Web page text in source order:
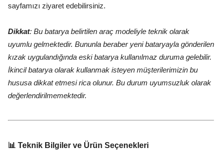
sayfamızı ziyaret edebilirsiniz.
Dikkat: Bu batarya belirtilen araç modeliyle teknik olarak
uyumlu gelmektedir. Bununla beraber yeni bataryayla gönderilen
kızak uygulandığında eski batarya kullanılmaz duruma gelebilir.
İkincil batarya olarak kullanmak isteyen müşterilerimizin bu
hususa dikkat etmesi rica olunur. Bu durum uyumsuzluk olarak
değerlendirilmemektedir.
📊 Teknik Bilgiler ve Ürün Seçenekleri